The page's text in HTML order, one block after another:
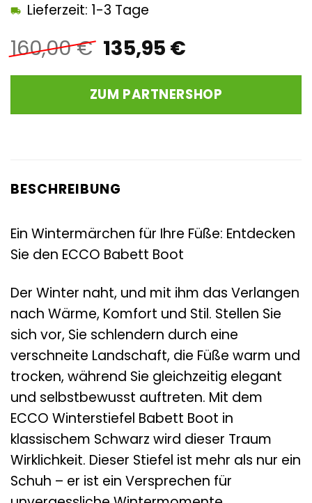
160,00€ Ursprünglicher
Preis
war:
160,00 €
135,95 €Aktueller
ist:
135,95 €.
Lieferzeit: 1-3 Tage
ZUM PARTNERSHOP
BESCHREIBUNG
Ein Wintermärchen für Ihre Füße: Entdecken
Sie den ECCO Babett Boot
Der Winter naht, und mit ihm das Verlangen
nach Wärme, Komfort und Stil. Stellen Sie
sich vor, Sie schlendern durch eine
verschneite Landschaft, die Füße warm und
trocken, während Sie gleichzeitig elegant
und selbstbewusst auftreten. Mit dem
ECCO Winterstiefel Babett Boot in
klassischem Schwarz wird dieser Traum
Wirklichkeit. Dieser Stiefel ist mehr als nur ein
Schuh – er ist ein Versprechen für